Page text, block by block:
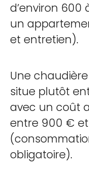
d’environ
un
et entretien).
Une
situe plutôt
avec un coût
entre 900 €
obligatoire).